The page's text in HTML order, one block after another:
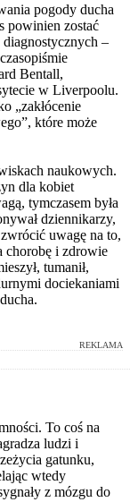
pogody ducha
powinien zostać
–
Bentall,
w Liverpoolu.
„zakłócenie
które może
naukowych.
dla kobiet
tymczasem była
dziennikarzy,
uwagę na to,
chorobę i zdrowie
tumanił,
dociekaniami
REKLAMA
To coś na
ludzi i
gatunku,
wtedy
z mózgu do